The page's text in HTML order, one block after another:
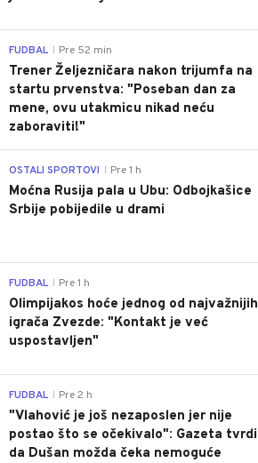
FUDBAL Pre 52 min
Trener Željezničara nakon trijumfa na
startu prvenstva: "Poseban dan za
mene, ovu utakmicu nikad neću
zaboraviti!"
OSTALI SPORTOVI Pre 1 h
Moćna Rusija pala u Ubu: Odbojkašice
Srbije pobijedile u drami
FUDBAL Pre 1 h
Olimpijakos hoće jednog od najvažnijih
igrača Zvezde: "Kontakt je već
uspostavljen"
FUDBAL Pre 2 h
"Vlahović je još nezaposlen jer nije
postao što se očekivalo": Gazeta tvrdi
da Dušan možda čeka nemoguće